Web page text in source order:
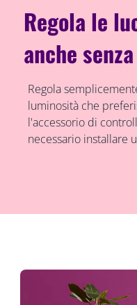
Regola le
anche
Regola
luminosità che
l'accessorio di
necessario installare